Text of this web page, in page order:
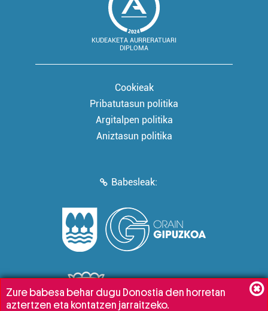
KUDEAKETA AURRERATUARI
DIPLOMA
Cookieak
Pribatutasun politika
Argitalpen politika
Aniztasun politika
Babesleak:
Zure babesa behar dugu Donostia den horretan
aztertzen eta kontatzen jarraitzeko.